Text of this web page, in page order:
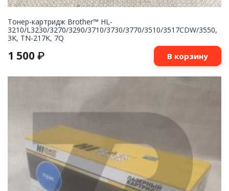
Тонер-картридж Brother™ HL-
3210/L3230/3270/3290/3710/3730/3770/3510/3517CDW/3550,
3K, TN-217K, 7Q
1 500 ₽ В корзину